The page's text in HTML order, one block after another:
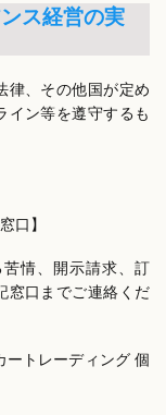
ス経営の実
律、その他国が定め
イン等を遵守するも
口】
情、開示請求、訂
窓口までご連絡くだ
ートレーディング 個